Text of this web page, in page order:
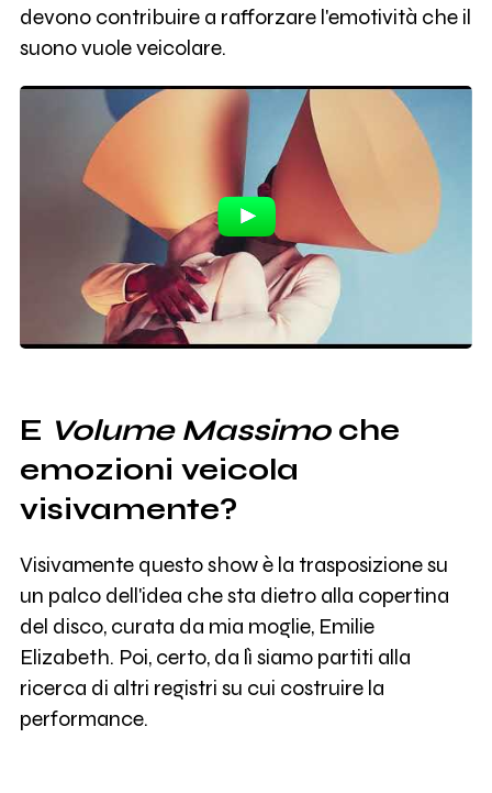
devono contribuire a rafforzare l'emotività che il
suono vuole veicolare.
E Volume Massimoche
emozioni veicola
visivamente?
Visivamente questo show è la trasposizione su
un palco dell'idea che sta dietro alla copertina
del disco, curata da mia moglie, Emilie
Elizabeth. Poi, certo, da lì siamo partiti alla
ricerca di altri registri su cui costruire la
performance.